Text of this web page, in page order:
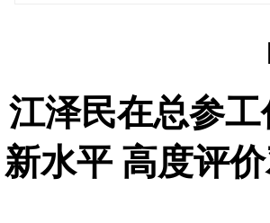
江泽民在总参
新水平 高度评